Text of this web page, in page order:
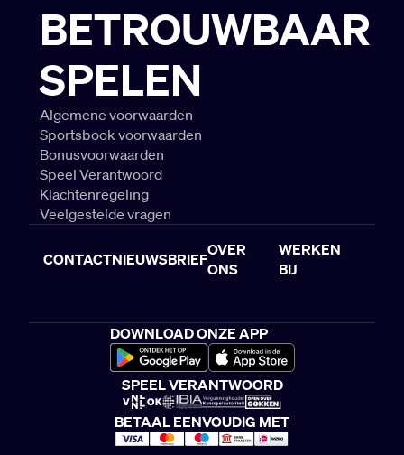
BETROUWBAAR
SPELEN
Algemene voorwaarden
Sportsbook voorwaarden
Bonusvoorwaarden
Speel Verantwoord
Klachtenregeling
Veelgestelde vragen
CONTACTNIEUWSBRIEF
OVER
ONS
WERKEN
BIJ
DOWNLOAD ONZE APP
SPEEL VERANTWOORD
BETAAL EENVOUDIG MET